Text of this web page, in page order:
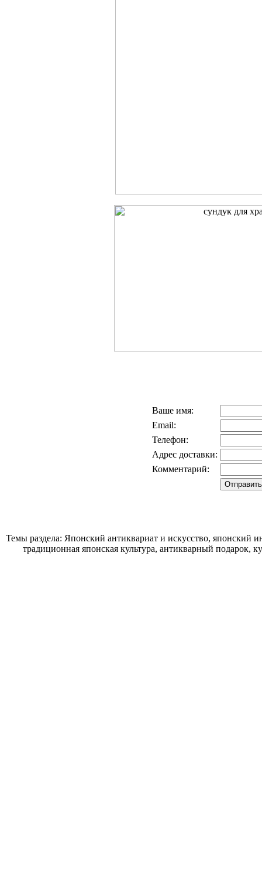
Ваше имя:
Email:
Телефон:
Адрес доставки:
Комментарий:
Темы раздела: Японский антиквариат и искусство, японский
традиционная японская культура, антикварный подарок,